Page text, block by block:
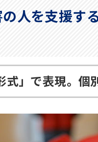
人を支援す
」で表現。個